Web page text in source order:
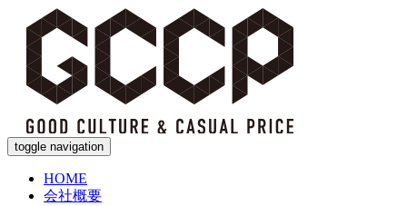
toggle navigation
HOME
会社概要